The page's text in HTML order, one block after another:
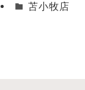
苫小牧店